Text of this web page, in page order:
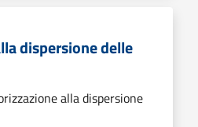
dispersione delle
alla dispersione